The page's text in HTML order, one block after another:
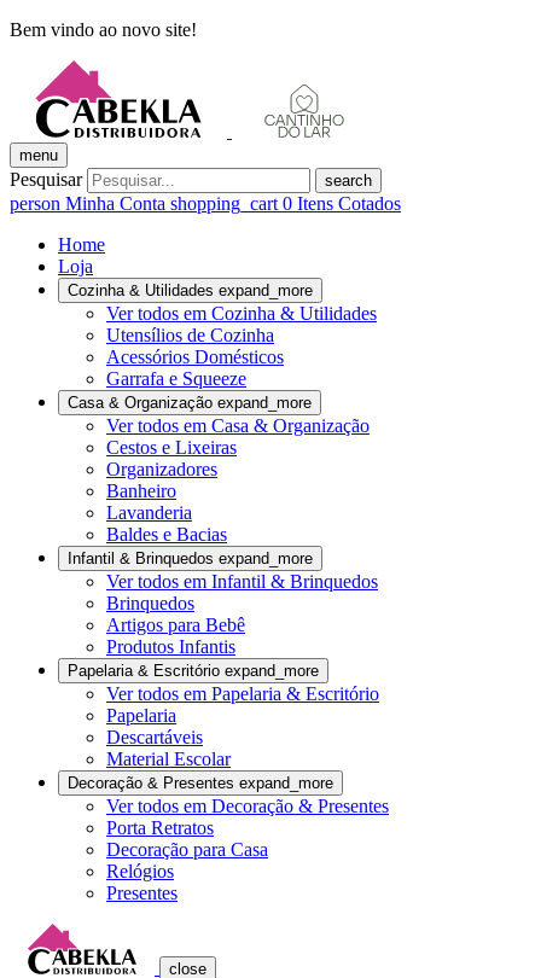
Bem vindo ao novo site!
menu
Pesquisar search
person Minha Conta shopping_cart 0 Itens Cotados
Home
Loja
Cozinha & Utilidades expand_more
Ver todos em Cozinha & Utilidades
Utensílios de Cozinha
Acessórios Domésticos
Garrafa e Squeeze
Casa & Organização expand_more
Ver todos em Casa & Organização
Cestos e Lixeiras
Organizadores
Banheiro
Lavanderia
Baldes e Bacias
Infantil & Brinquedos expand_more
Ver todos em Infantil & Brinquedos
Brinquedos
Artigos para Bebê
Produtos Infantis
Papelaria & Escritório expand_more
Ver todos em Papelaria & Escritório
Papelaria
Descartáveis
Material Escolar
Decoração & Presentes expand_more
Ver todos em Decoração & Presentes
Porta Retratos
Decoração para Casa
Relógios
Presentes
close